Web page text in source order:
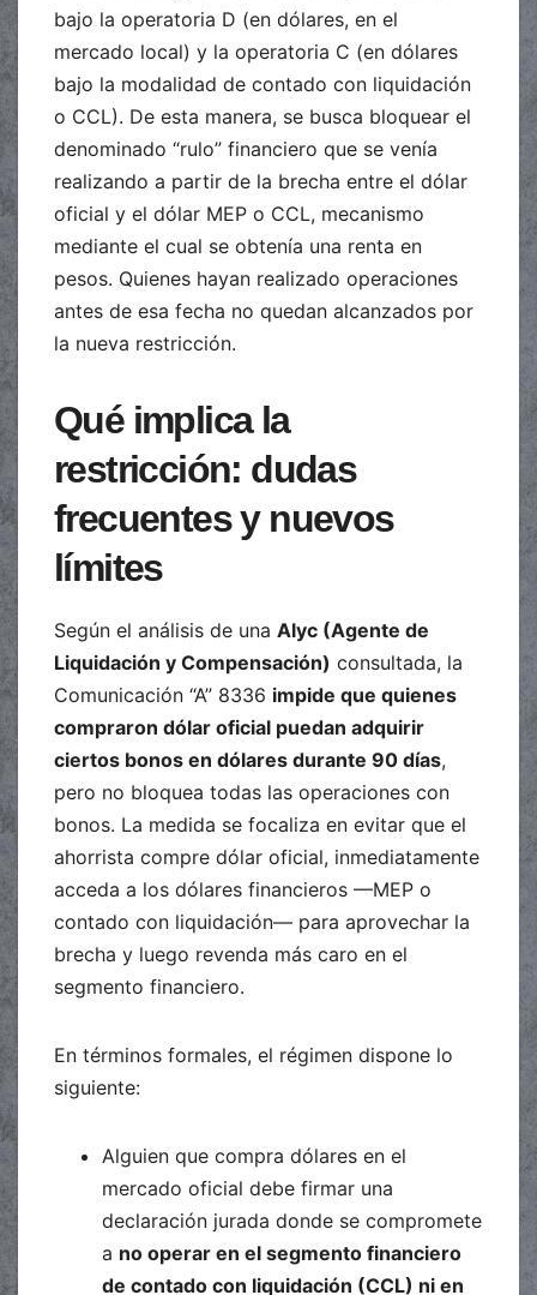
bajo la operatoria D (en dólares, en el
mercado local) y la operatoria C (en dólares
bajo la modalidad de contado con liquidación
o CCL). De esta manera, se busca bloquear el
denominado “rulo” financiero que se venía
realizando a partir de la brecha entre el dólar
oficial y el dólar MEP o CCL, mecanismo
mediante el cual se obtenía una renta en
pesos. Quienes hayan realizado operaciones
antes de esa fecha no quedan alcanzados por
la nueva restricción.
Qué implica la
restricción: dudas
frecuentes y nuevos
límites
Según el análisis de una Alyc (Agente de
Liquidación y Compensación) consultada, la
Comunicación “A” 8336 impide que quienes
compraron dólar oficial puedan adquirir
ciertos bonos en dólares durante 90 días,
pero no bloquea todas las operaciones con
bonos. La medida se focaliza en evitar que el
ahorrista compre dólar oficial, inmediatamente
acceda a los dólares financieros —MEP o
contado con liquidación— para aprovechar la
brecha y luego revenda más caro en el
segmento financiero.
En términos formales, el régimen dispone lo
siguiente:
Alguien que compra dólares en el
mercado oficial debe firmar una
declaración jurada donde se compromete
a no operar en el segmento financiero
de contado con liquidación (CCL) ni en